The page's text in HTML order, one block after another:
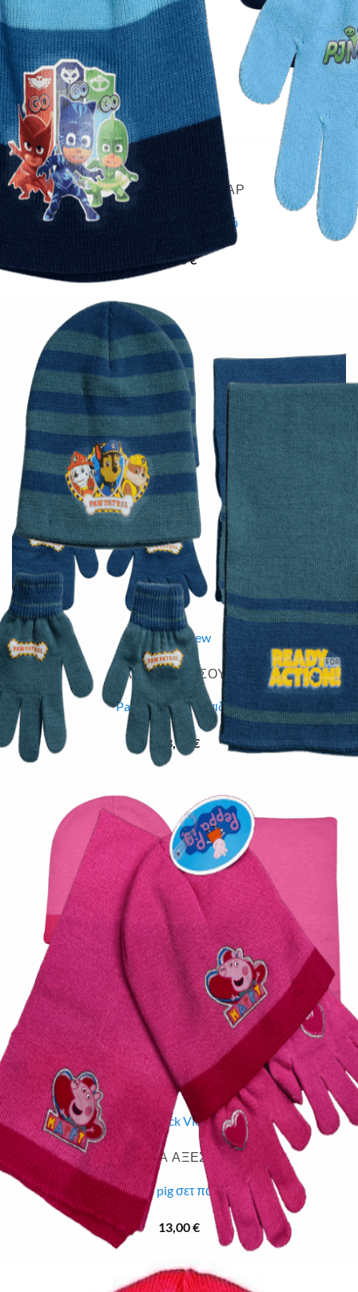
Quick View
Εξαντλημένο
ΠΑΙΔΙΚΑ ΑΞΕΣΟΥΑΡ
PJ Masks σετ παιδικό
8,00€
Quick View
Εξαντλημένο
ΠΑΙΔΙΚΑ ΑΞΕΣΟΥΑΡ
Paw patrol σετ παιδικό
13,00 €
Quick View
Εξαντλημένο
ΠΑΙΔΙΚΑ ΑΞΕΣΟΥΑΡ
Peppa pig σετ παιδικό
13,00€